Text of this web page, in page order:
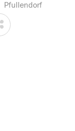
Pfullendorf